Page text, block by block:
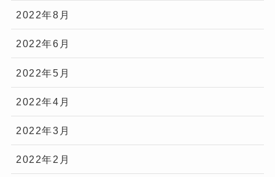
2022年8月
2022年6月
2022年5月
2022年4月
2022年3月
2022年2月